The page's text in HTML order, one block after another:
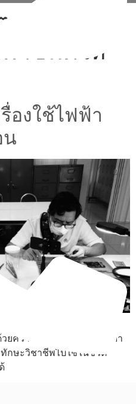
รซ่อม
าชนิดให้
องใช้ไฟฟ้า
น
ต่อโทรศัพท์เคลื่อนที่ การ
ยความปลอดภัยและมีจรรยา
กษะวิชาชีพไปใช้ในชีวิต